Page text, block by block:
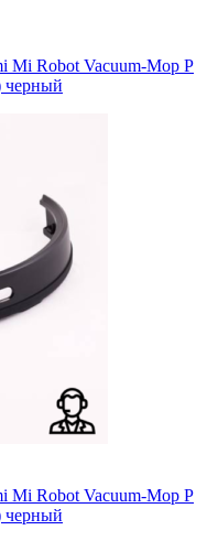
Mi Robot Vacuum-Mop P
черный
Mi Robot Vacuum-Mop P
черный